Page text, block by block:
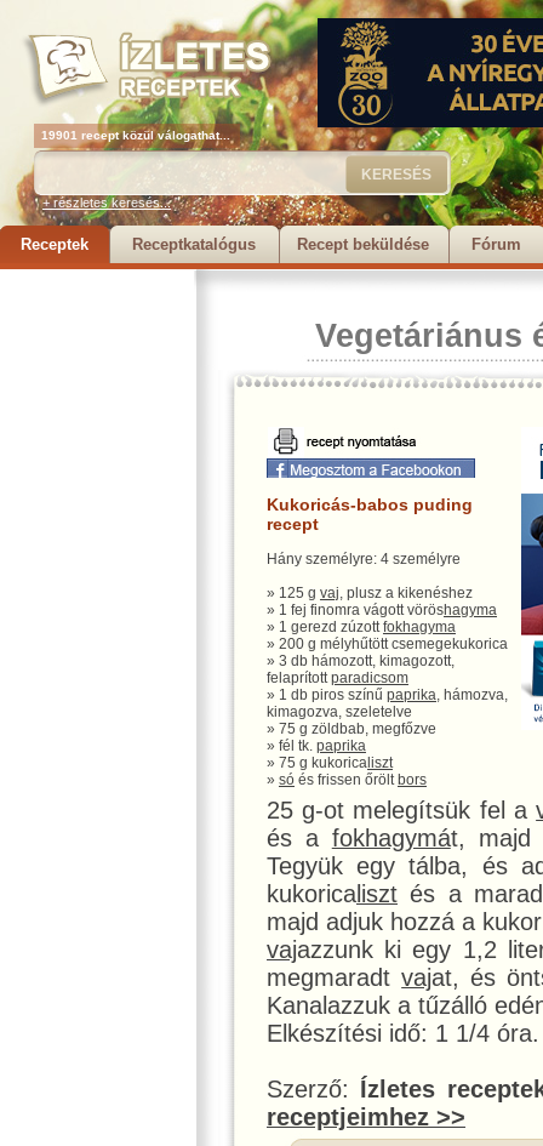
19901 recept közül válogathat...
+ részletes keresés...
Receptek Receptkatalógus Recept beküldése Fórum
Vegetáriánus
Kukoricás-babos puding
recept
Hány személyre: 4 személyre
» 125 g vaj, plusz a kikenéshez
» 1 fej finomra vágott vöröshagyma
» 1 gerezd zúzottfokhagyma
» 200 g mélyhűtött csemegekukorica
» 3 db hámozott, kimagozott,
felaprítottparadicsom
» 1 db piros színű paprika, hámozva,
kimagozva, szeletelve
» 75 g zöldbab, megfőzve
» fél tk. paprika
» 75 g kukorica liszt
» só és frissen őrölt bors
25 g-ot melegítsük fel a
és a fokhagymát, majd
Tegyük egy tálba, és
kukorica liszt és a
majd adjuk hozzá a
vajazzunk ki egy 1,2
megmaradtvajat, és
Kanalazzuk a tűzálló
Elkészítési idő: 1 1/4 óra.
Szerző: Ízletes
receptjeimhez >>